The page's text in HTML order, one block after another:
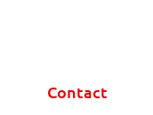
Contact